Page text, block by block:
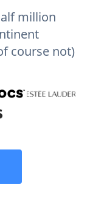
million
course not)